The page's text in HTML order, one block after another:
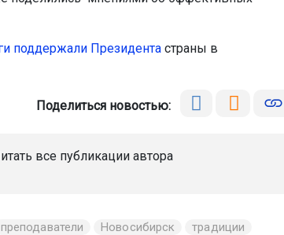
поддержали Президентастраны в
Поделиться новостью:
все публикации автора
преподаватели Новосибирск
традиции